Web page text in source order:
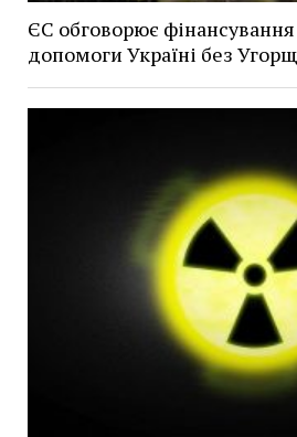
ЄС обговорює фінансування
допомоги Україні без